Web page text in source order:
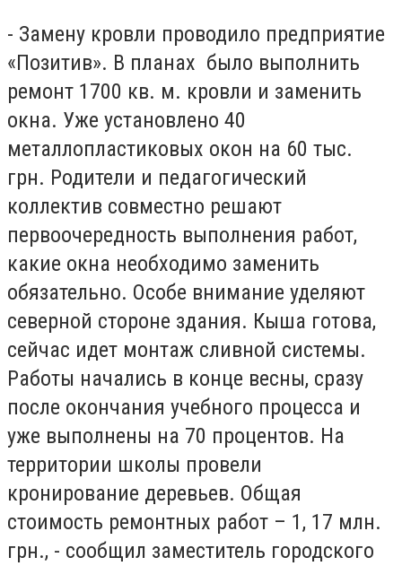
- Замену кровли проводило предприятие
«Позитив». В планах было выполнить
ремонт 1700 кв. м. кровли и заменить
окна. Уже установлено 40
металлопластиковых окон на 60 тыс.
грн. Родители и педагогический
коллектив совместно решают
первоочередность выполнения работ,
какие окна необходимо заменить
обязательно. Особе внимание уделяют
северной стороне здания. Кыша готова,
сейчас идет монтаж сливной системы.
Работы начались в конце весны, сразу
после окончания учебного процесса и
уже выполнены на 70 процентов. На
территории школы провели
кронирование деревьев. Общая
стоимость ремонтных работ – 1, 17 млн.
грн., - сообщил заместитель городского